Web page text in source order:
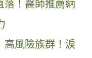
落！醫師推薦納
高風險族群！淚